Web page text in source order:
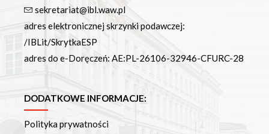
sekretariat@ibl.waw.pl
adres elektronicznej skrzynki podawczej:
/IBLit/SkrytkaESP
adres do e-Doręczeń: AE:PL-26106-32946-CFURC-28
DODATKOWE INFORMACJE:
Polityka prywatności